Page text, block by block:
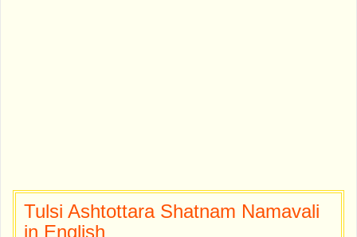
Tulsi Ashtottara Shatnam Namavali
in English